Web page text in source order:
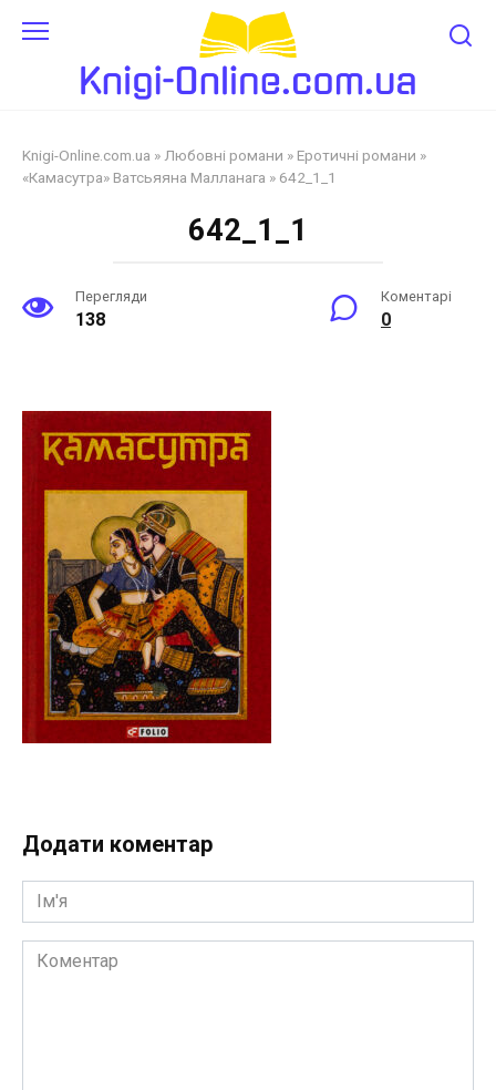
Knigi-Online.com.ua » Любовні романи » Еротичні романи »
«Камасутра» Ватсьяяна Малланага » 642_1_1
642_1_1
Перегляди
138
Коментарі
0
Додати коментар
Ім'я
Коментар